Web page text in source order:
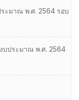
ะมาณ พ.ศ. 2564 รอบ
บประมาณ พ.ศ. 2564